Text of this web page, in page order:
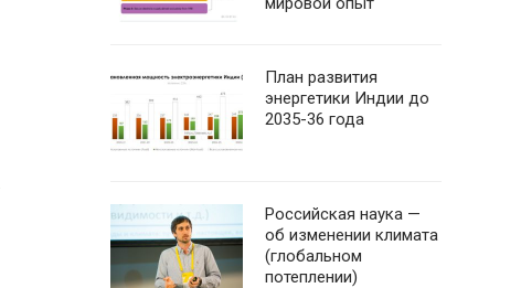
План развития
энергетики Индии до
2035-36 года
Российская наука —
об изменении климата
(глобальном
потеплении)